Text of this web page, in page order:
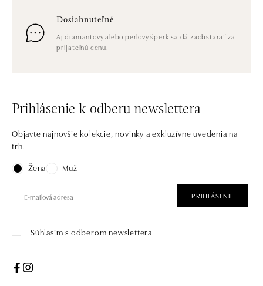
Dosiahnuteľné
Aj diamantový alebo perlový šperk sa dá zaobstarať za
prijateľnú cenu.
Prihlásenie k odberu newslettera
Objavte najnovšie kolekcie, novinky a exkluzívne uvedenia na
trh.
Žena
Muž
PRIHLÁSENIE
Súhlasím s odberom newslettera